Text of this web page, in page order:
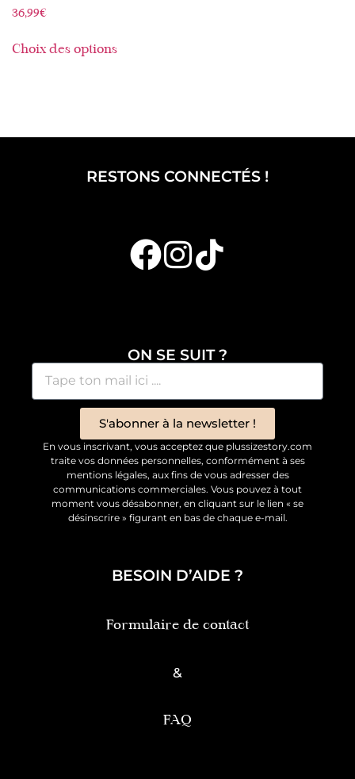
36,99€
Choix des options
RESTONS CONNECTÉS !
ON SE SUIT ?
S'abonner à la newsletter !
En vous inscrivant, vous acceptez que plussizestory.com
traite vos données personnelles, conformément à ses
mentions légales, aux fins de vous adresser des
communications commerciales. Vous pouvez à tout
moment vous désabonner, en cliquant sur le lien « se
désinscrire » figurant en bas de chaque e-mail.
BESOIN D’AIDE ?
Formulaire de contact
&
FAQ